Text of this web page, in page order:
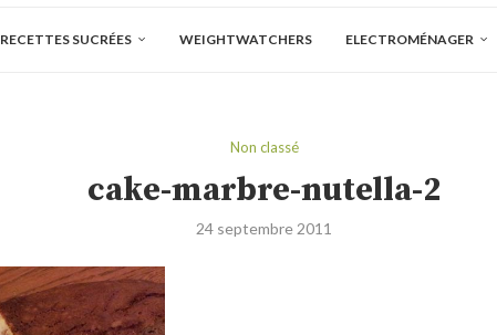
RECETTES SUCRÉES WEIGHTWATCHERS ELECTROMÉNAGER
Non classé
cake-marbre-nutella-2
24 septembre 2011